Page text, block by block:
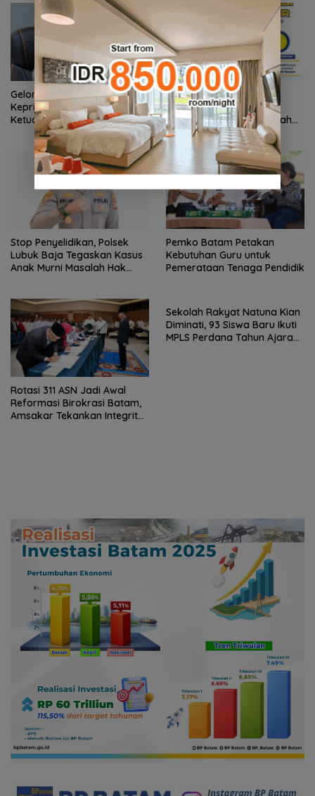
Gelombang Mundur dari PWI
Kepri Berlanjut, Socrates
Ketua Pertama Periode
2004–2008 Ikut Tinggalkan
Organisasi
BP Batam Perkuat
Transparansi Layanan
Pertanahan, Alokasi Tanah
Reguler Segera Hadir Melalui
LMS
Stop Penyelidikan, Polsek
Lubuk Baja Tegaskan Kasus
Anak Murni Masalah Hak
Pemko Batam Petakan
Kebutuhan Guru untuk
Pemerataan Tenaga Pendidik
Rotasi 311 ASN Jadi Awal
Reformasi Birokrasi Batam,
Amsakar Tekankan Integritas
Sekolah Rakyat Natuna Kian
Diminati, 93 Siswa Baru Ikuti
MPLS Perdana Tahun Ajaran